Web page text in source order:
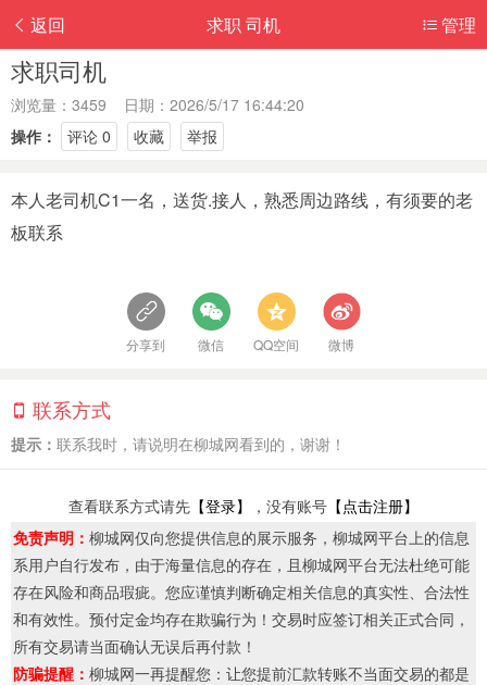
返回 管理
求职 司机
求职司机
浏览量：3459 日期：2026/5/17 16:44:20
操作：
评论 0 收藏 举报
本人老司机C1一名，送货.接人，熟悉周边路线，有须要的老
板联系
分享到 微信 QQ空间 微博
联系方式
提示： 联系我时，请说明在柳城网看到的，谢谢！
查看联系方式请先 【登录】 ，没有账号 【点击注册】
免责声明： 柳城网仅向您提供信息的展示服务，柳城网平台上的信息
系用户自行发布，由于海量信息的存在，且柳城网平台无法杜绝可能
存在风险和商品瑕疵。您应谨慎判断确定相关信息的真实性、合法性
和有效性。预付定金均存在欺骗行为！交易时应签订相关正式合同，
所有交易请当面确认无误后再付款！
防骗提醒： 柳城网一再提醒您：让您提前汇款转账不当面交易的都是